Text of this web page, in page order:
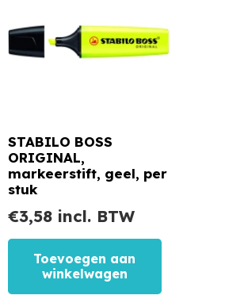
STABILO BOSS
ORIGINAL,
markeerstift, geel, per
stuk
€3,58 incl. BTW
Toevoegen aan
winkelwagen